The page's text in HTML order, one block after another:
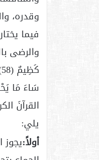
وقدره،
فيما
والرضى
القرآنَ
يلي:
أولاً: